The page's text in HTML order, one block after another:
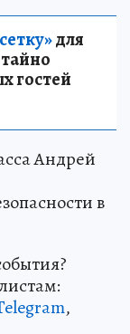
для
гостей
Андрей
в
,